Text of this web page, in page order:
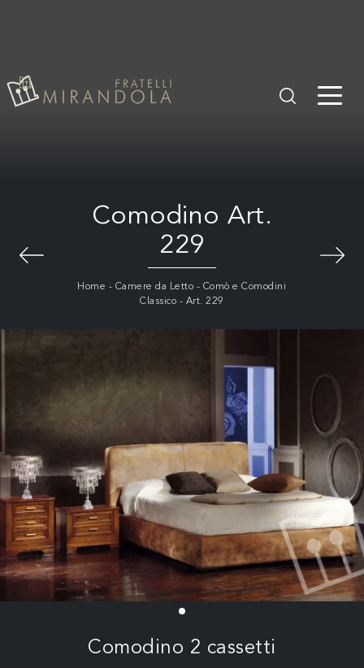
Comodino Art.
229
Home - Camere da Letto - Comò e Comodini
Classico - Art. 229
Comodino 2 cassetti